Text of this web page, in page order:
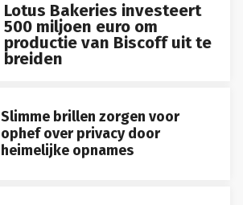
Lotus Bakeries investeert
500 miljoen euro om
productie van Biscoff uit te
breiden
Slimme brillen zorgen voor
ophef over privacy door
heimelijke opnames